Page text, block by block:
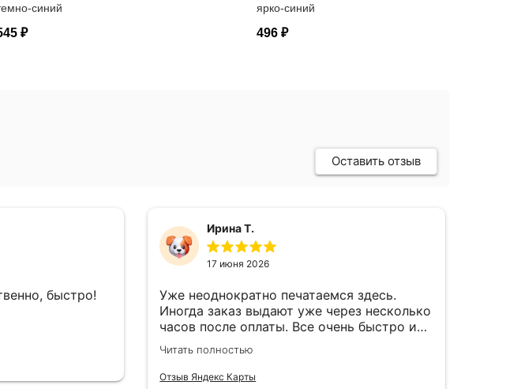
синий
₽
ярко-синий
496 ₽
Оставить отзыв
быстро!
Ирина Т.
17 июня 2026
Уже неоднократно печатаемся здесь.
Иногда заказ выдают уже через несколько
часов после оплаты. Все очень быстро и
качественно
Читать полностью
Отзыв Яндекс Карты